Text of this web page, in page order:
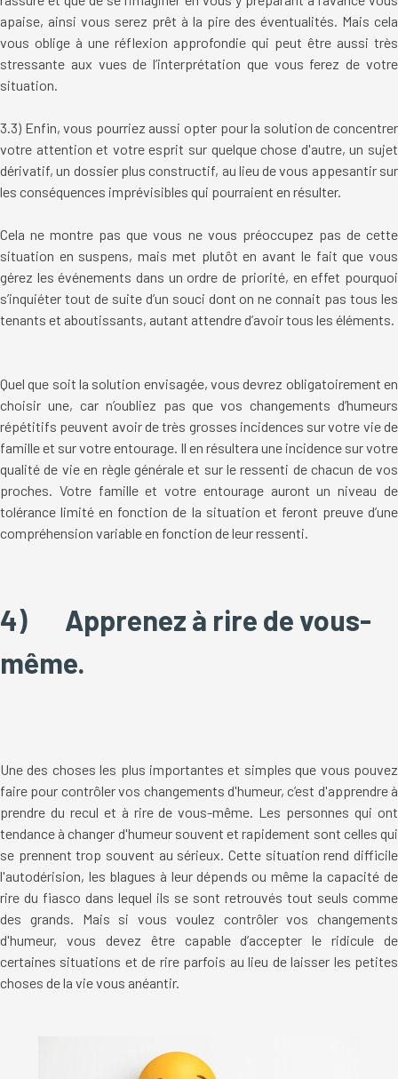
apaise, ainsi vous serez prêt à la pire des éventualités. Mais cela
vous oblige à une réflexion approfondie qui peut être aussi très
stressante aux vues de l’interprétation que vous ferez de votre
situation.
3.3) Enfin, vous pourriez aussi opter pour la solution de concentrer
votre attention et votre esprit sur quelque chose d'autre, un sujet
dérivatif, un dossier plus constructif, au lieu de vous appesantir sur
les conséquences imprévisibles qui pourraient en résulter.
Cela ne montre pas que vous ne vous préoccupez pas de cette
situation en suspens, mais met plutôt en avant le fait que vous
gérez les événements dans un ordre de priorité, en effet pourquoi
s’inquiéter tout de suite d’un souci dont on ne connait pas tous les
tenants et aboutissants, autant attendre d’avoir tous les éléments.
Quel que soit la solution envisagée, vous devrez obligatoirement en
choisir une, car n’oubliez pas que vos changements d’humeurs
répétitifs peuvent avoir de très grosses incidences sur votre vie de
famille et sur votre entourage. Il en résultera une incidence sur votre
qualité de vie en règle générale et sur le ressenti de chacun de vos
proches. Votre famille et votre entourage auront un niveau de
tolérance limité en fonction de la situation et feront preuve d’une
compréhension variable en fonction de leur ressenti.
4) Apprenez à rire de vous-
même.
Une des choses les plus importantes et simples que vous pouvez
faire pour contrôler vos changements d'humeur, c’est d'apprendre à
prendre du recul et à rire de vous-même. Les personnes qui ont
tendance à changer d'humeur souvent et rapidement sont celles qui
se prennent trop souvent au sérieux. Cette situation rend difficile
l'autodérision, les blagues à leur dépends ou même la capacité de
rire du fiasco dans lequel ils se sont retrouvés tout seuls comme
des grands. Mais si vous voulez contrôler vos changements
d'humeur, vous devez être capable d’accepter le ridicule de
certaines situations et de rire parfois au lieu de laisser les petites
choses de la vie vous anéantir.